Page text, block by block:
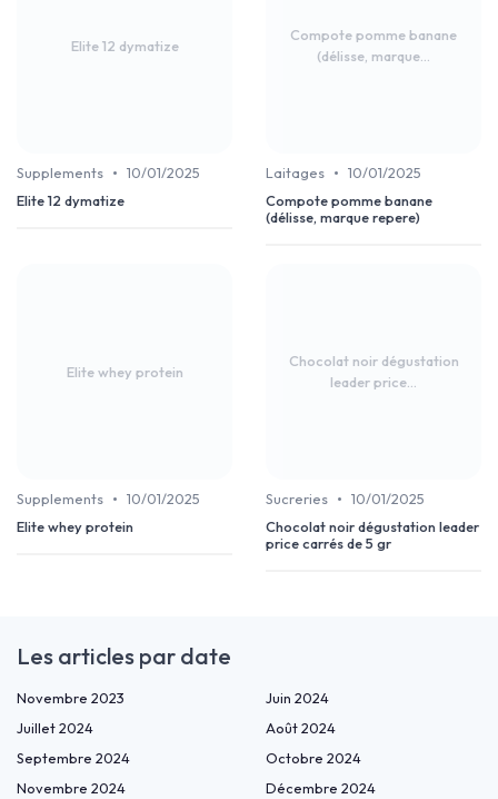
Elite 12 dymatize
Supplements • 10/01/2025
Elite 12 dymatize
Compote pomme banane
(délisse, marque...
Laitages • 10/01/2025
Compote pomme banane
(délisse, marque repere)
Elite whey protein
Supplements • 10/01/2025
Elite whey protein
Chocolat noir dégustation
leader price...
Sucreries • 10/01/2025
Chocolat noir dégustation leader
price carrés de 5 gr
Les articles par date
Novembre 2023
Juin 2024
Juillet 2024
Août 2024
Septembre 2024
Octobre 2024
Novembre 2024
Décembre 2024